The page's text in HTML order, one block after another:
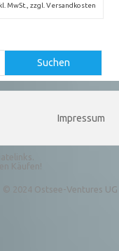
MwSt., zzgl. Versandkosten
Suchen
Impressum
Käufen!
© 2024 Ostsee-Ventures UG